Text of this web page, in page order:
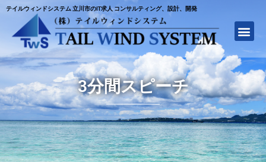
テイルウィンドシステム 立川市のIT求人 コンサルティング、設計、開発
3分間スピーチ